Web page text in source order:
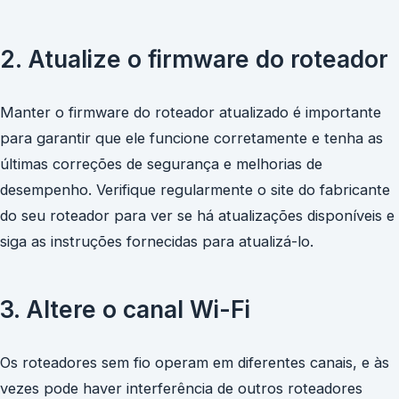
2. Atualize o firmware do roteador
Manter o firmware do roteador atualizado é importante
para garantir que ele funcione corretamente e tenha as
últimas correções de segurança e melhorias de
desempenho. Verifique regularmente o site do fabricante
do seu roteador para ver se há atualizações disponíveis e
siga as instruções fornecidas para atualizá-lo.
3. Altere o canal Wi-Fi
Os roteadores sem fio operam em diferentes canais, e às
vezes pode haver interferência de outros roteadores